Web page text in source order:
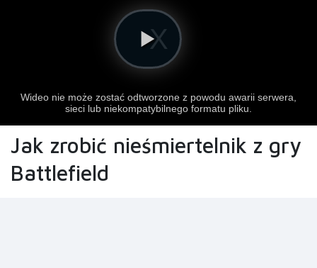
Jak zrobić nieśmiertelnik z gry
Battlefield